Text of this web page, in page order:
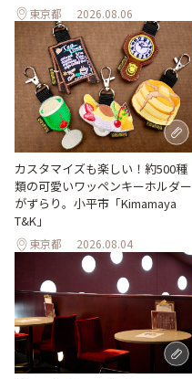
東京都 2026.08.06
カスタマイズも楽しい！約500種
類の可愛いワッペンキーホルダー
がずらり。小平市「Kimamaya
T&K」
東京都 2026.08.04